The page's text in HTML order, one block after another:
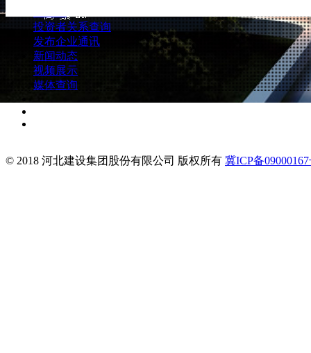
投资者关系查询
发布企业通讯
新闻动态
视频展示
媒体查询
© 2018 河北建设集团股份有限公司 版权所有 冀ICP备